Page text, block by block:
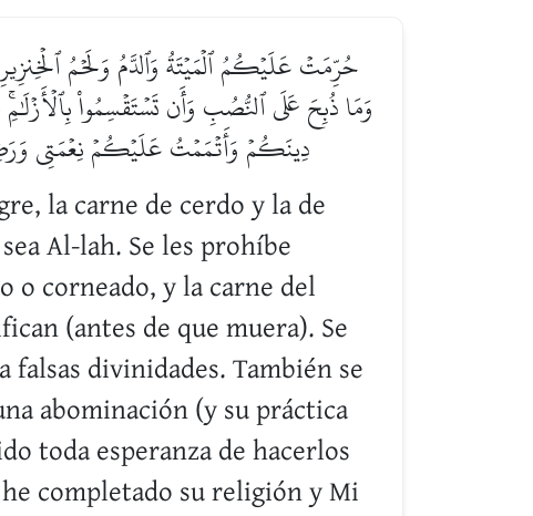
حُرِّمَتۡ عَلَيۡكُمُ ٱلۡمَيۡتَةُ وَٱلدَّمُ وَلَحۡمُ ٱلۡخِنزِيرِ
وَمَا ذُبِحَ عَلَى ٱلنُّصُبِ وَأَن تَسۡتَقۡسِمُواْ
دِينَكُمۡ وَأَتۡمَمۡتُ عَلَيۡكُمۡ نِعۡمَتِي
la carne de cerdo y la de
Al-lah. Se les prohíbe
o corneado, y la carne del
(antes de que muera). Se
falsas divinidades. También se
abominación (y su práctica
toda esperanza de hacerlos
completado su religión y Mi